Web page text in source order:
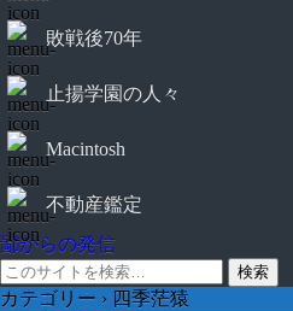
敗戦後70年
止揚学園の人々
Macintosh
不動産鑑定
鄙からの発信
カテゴリー › 四季茫猿